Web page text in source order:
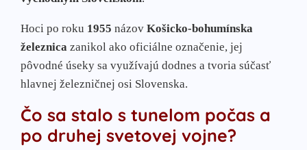
Hoci po roku 1955 názov Košicko-bohumínska
železnica zanikol ako oficiálne označenie, jej
pôvodné úseky sa využívajú dodnes a tvoria súčasť
hlavnej železničnej osi Slovenska.
Čo sa stalo s tunelom počas a
po druhej svetovej vojne?